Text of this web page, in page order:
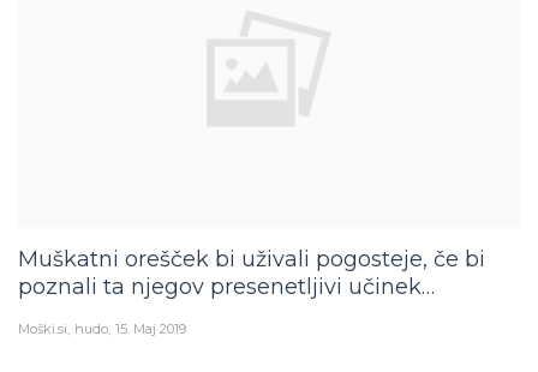
Muškatni orešček bi uživali pogosteje, če bi
poznali ta njegov presenetljivi učinek…
Moški.si hudo 15. Maj 2019